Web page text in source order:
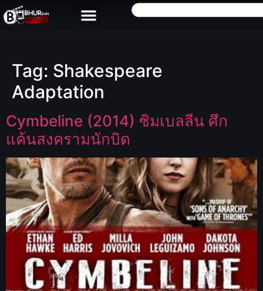
Tag: Shakespeare
Adaptation
Cymbeline (2014) ซิมเบลลีน ศึก
แค้นสงครามนักบิด